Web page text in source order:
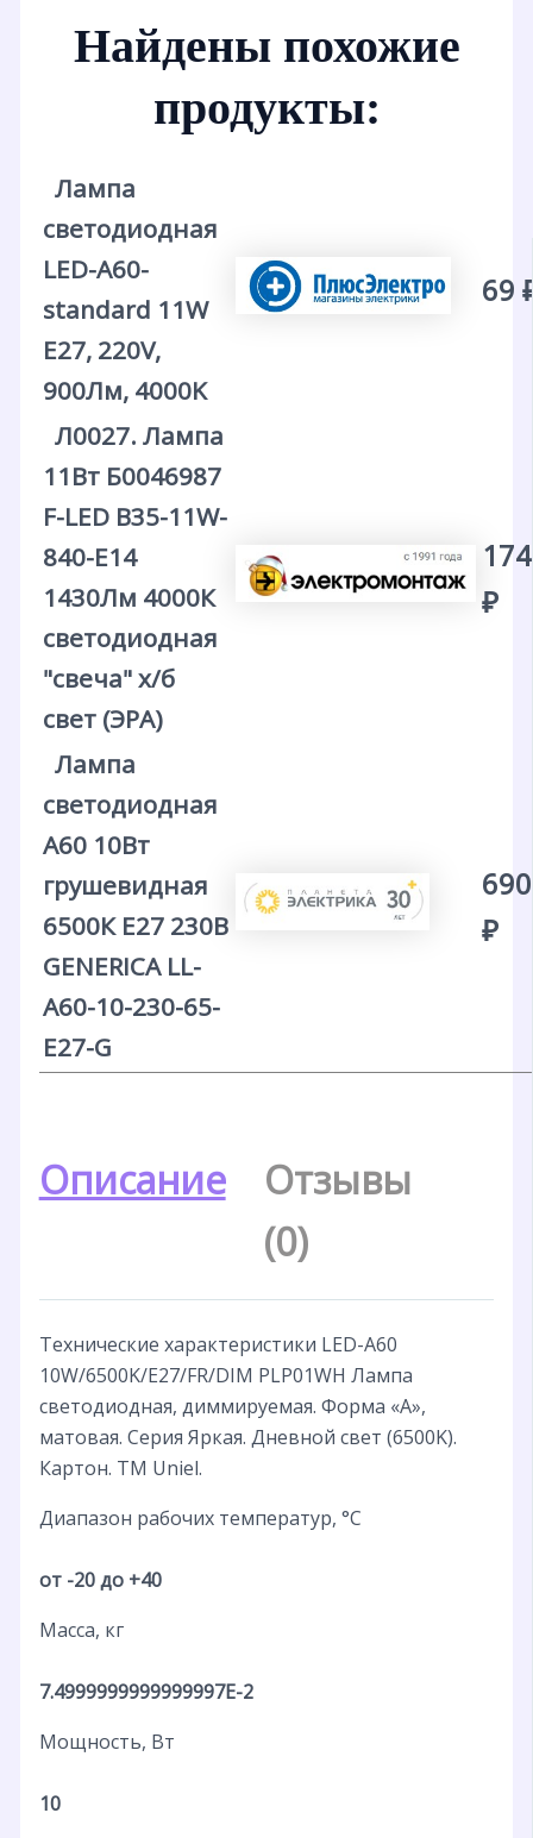
Найдены похожие
продукты:
Лампа
светодиодная
LED-A60-
standard 11W
E27, 220V,
900Лм, 4000K
69
Л0027. Лампа
11Вт Б0046987
F-LED B35-11W-
840-E14
1430Лм 4000К
светодиодная
"свеча" х/б
свет (ЭРА)
₽
Лампа
светодиодная
A60 10Вт
грушевидная
6500К E27 230В
GENERICA LL-
A60-10-230-65-
E27-G
₽
Описание
Отзывы
(0)
Технические характеристики LED-A60
10W/6500K/E27/FR/DIM PLP01WH Лампа
светодиодная, диммируемая. Форма «А»,
матовая. Серия Яркая. Дневной свет (6500K).
Картон. ТМ Uniel.
Диапазон рабочих температур, °С
от -20 до +40
Масса, кг
7.4999999999999997E-2
Мощность, Вт
10